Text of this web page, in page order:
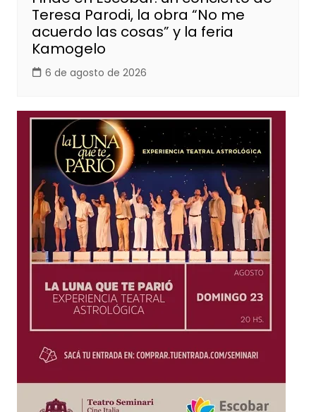
Teresa Parodi, la obra “No me
acuerdo las cosas” y la feria
Kamogelo
6 de agosto de 2026